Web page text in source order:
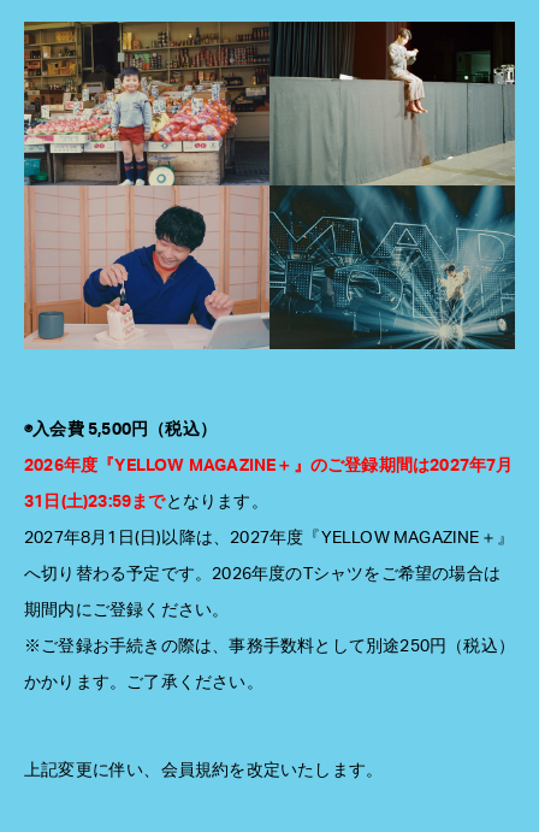
◉入会費 5,500円（税込）
2026年度『YELLOW MAGAZINE＋』のご登録期間は2027年7月
31日(土)23:59までとなります。
2027年8月1日(日)以降は、2027年度『YELLOW MAGAZINE＋』
へ切り替わる予定です。2026年度のTシャツをご希望の場合は
期間内にご登録ください。
※ご登録お手続きの際は、事務手数料として別途250円（税込）
かかります。ご了承ください。
上記変更に伴い、会員規約を改定いたします。